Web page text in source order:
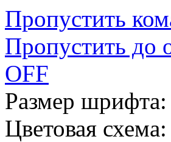
Пропустить
Пропустить до
OFF
Размер шрифта:
Цветовая схема: